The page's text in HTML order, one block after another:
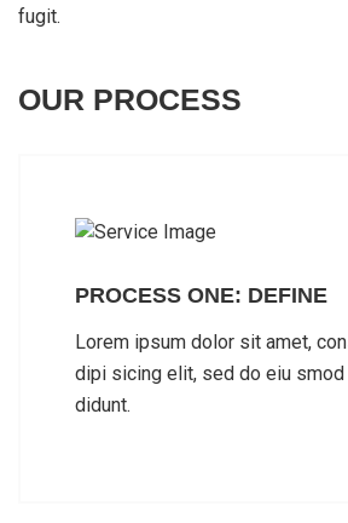
fugit.
OUR PROCESS
PROCESS ONE: DEFINE
Lorem ipsum dolor sit amet,
dipi sicing elit, sed do eiu
didunt.